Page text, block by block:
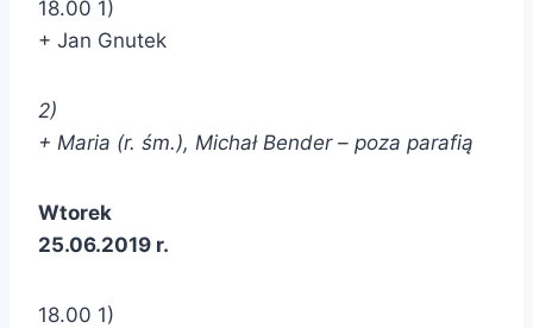
18.00 1)
+ Jan Gnutek
2)
+ Maria (r. śm.), Michał Bender – poza parafią
Wtorek
25.06.2019 r.
18.00 1)